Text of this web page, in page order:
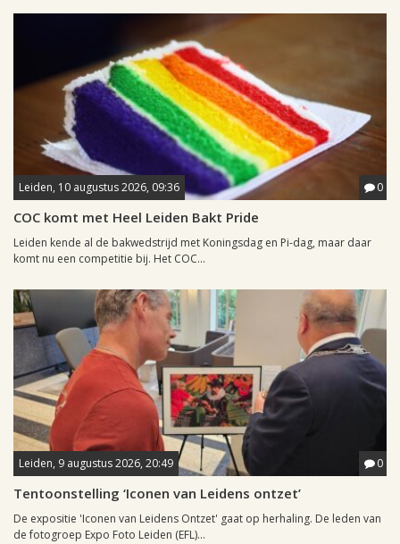
Leiden, 10 augustus 2026, 09:36 0
COC komt met Heel Leiden Bakt Pride
Leiden kende al de bakwedstrijd met Koningsdag en Pi-dag, maar daar
komt nu een competitie bij. Het COC...
Leiden, 9 augustus 2026, 20:49 0
Tentoonstelling ‘Iconen van Leidens ontzet’
De expositie 'Iconen van Leidens Ontzet' gaat op herhaling. De leden van
de fotogroep Expo Foto Leiden (EFL)...